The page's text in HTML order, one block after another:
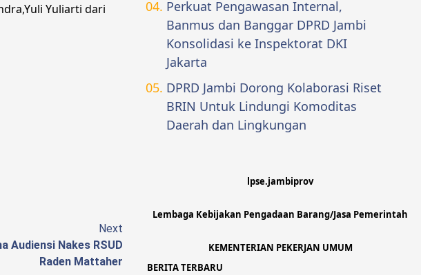
Yuliarti dari
Next
Audiensi Nakes RSUD
Raden Mattaher
Perkuat Pengawasan Internal,
Banmus dan Banggar DPRD Jambi
Konsolidasi ke Inspektorat DKI
Jakarta
DPRD Jambi Dorong Kolaborasi Riset
BRIN Untuk Lindungi Komoditas
Daerah dan Lingkungan
lpse.jambiprov
Lembaga Kebijakan Pengadaan Barang/Jasa Pemerintah
KEMENTERIAN PEKERJAN UMUM
BERITA TERBARU